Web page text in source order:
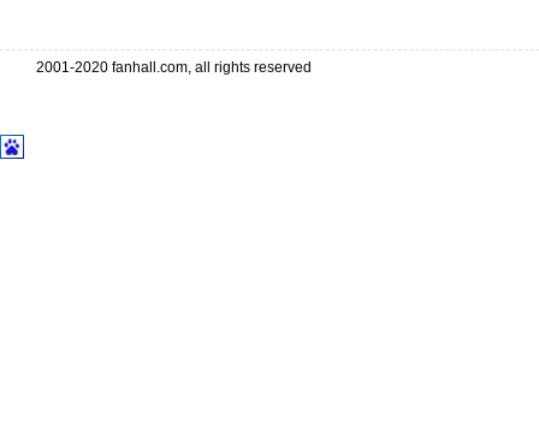
2001-2020 fanhall.com, all rights reserved